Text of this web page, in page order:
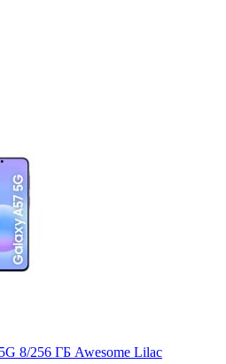
8/256 ГБ Awesome Lilac